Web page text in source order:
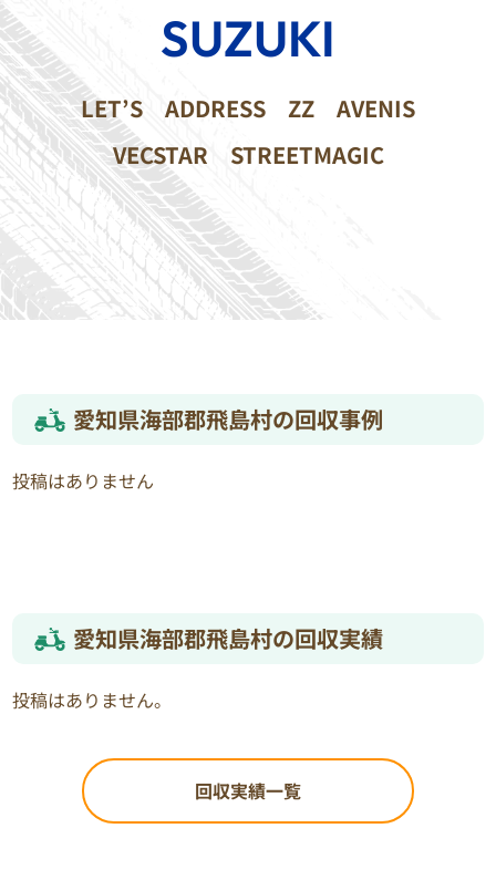
SUZUKI
LET’S ADDRESS ZZ
AVENIS
VECSTAR
STREETMAGIC
愛知県海部郡飛島村の回収事例
投稿はありません
愛知県海部郡飛島村の回収実績
投稿はありません。
回収実績一覧